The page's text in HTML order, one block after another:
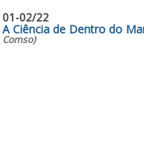
01-02/22
A Ciência de Dentro do
Comso)